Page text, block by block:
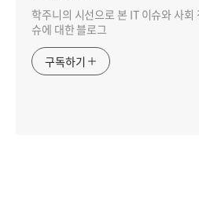
학주니의 시선으로 본 IT 이슈와 사회
슈에 대한 블로그
구독하기